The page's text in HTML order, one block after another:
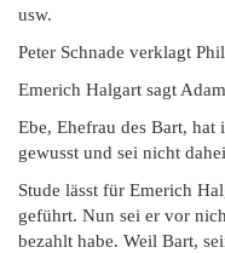
usw.
Peter Schnade verklagt
Emerich Halgart sagt
Ebe, Ehefrau des Bart,
gewusst und sei nicht
Stude lässt für Emerich
geführt. Nun sei er vor
bezahlt habe. Weil Bart,